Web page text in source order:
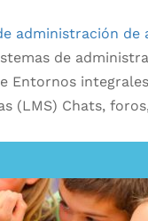
administración de
de
Entornos
(LMS) Chats,